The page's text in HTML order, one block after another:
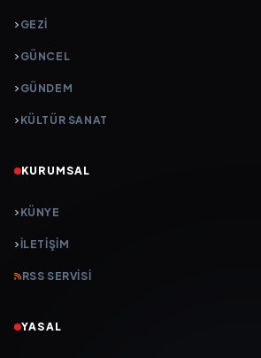
GEZI
GÜNCEL
GÜNDEM
KÜLTÜR SANAT
KURUMSAL
KÜNYE
İLETIŞIM
RSS SERVISI
YASAL